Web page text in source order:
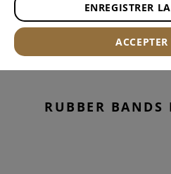
RUBBER BANDS
ENREGISTRER